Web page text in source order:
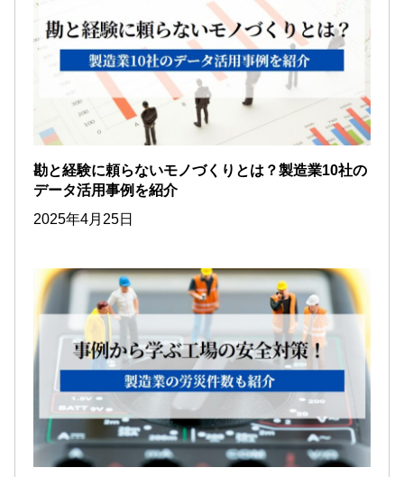
勘と経験に頼らないモノづくりとは？製造業10社の
データ活用事例を紹介
2025年4月25日